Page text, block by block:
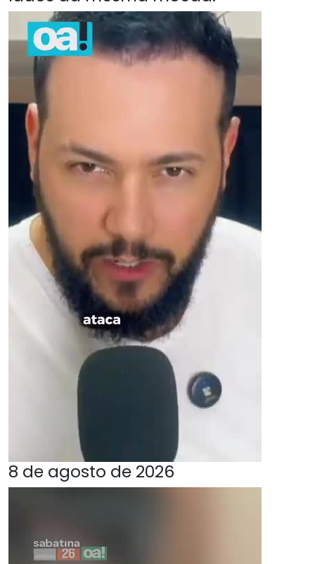
8 de agosto de 2026